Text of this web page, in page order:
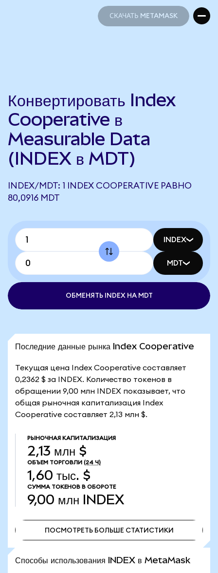
СКАЧАТЬ METAMASK
Конвертировать Index
Cooperative в
Measurable Data
(INDEX в MDT)
INDEX/MDT: 1 INDEX COOPERATIVE РАВНО
80,0916 MDT
INDEX
MDT
ОБМЕНЯТЬ INDEX НА MDT
Последние данные рынка Index Cooperative
Текущая цена Index Cooperative составляет
0,2362 $ за INDEX. Количество токенов в
обращении 9,00 млн INDEX показывает, что
общая рыночная капитализация Index
Cooperative составляет 2,13 млн $.
РЫНОЧНАЯ КАПИТАЛИЗАЦИЯ
2,13 млн $
ОБЪЕМ ТОРГОВЛИ (24 Ч)
1,60 тыс. $
СУММА ТОКЕНОВ В ОБОРОТЕ
9,00 млн INDEX
ПОСМОТРЕТЬ БОЛЬШЕ СТАТИСТИКИ
Способы использования INDEX в MetaMask